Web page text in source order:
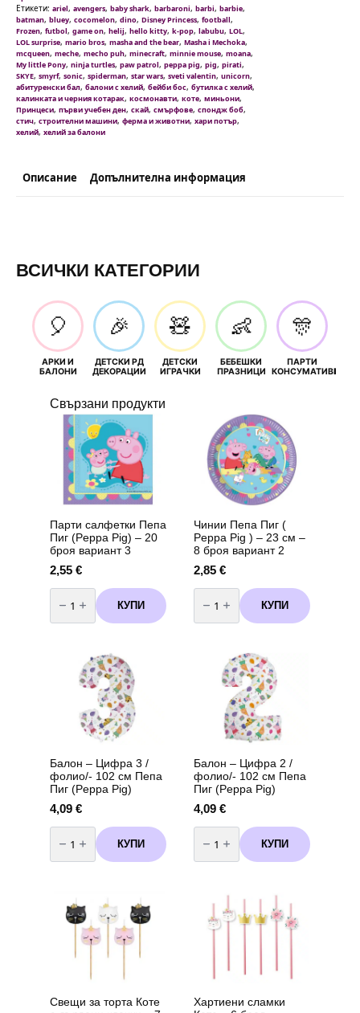
50
балона
Етикети: ariel, avengers, baby shark, barbaroni, barbi, barbie,
batman, bluey, cocomelon, dino, Disney Princess, football,
Frozen, futbol, game on, helij, hello kitty, k-pop, labubu, LOL,
LOL surprise, mario bros, masha and the bear, Masha i Mechoka,
mcqueen, meche, mecho puh, minecraft, minnie mouse, moana,
My little Pony, ninja turtles, paw patrol, peppa pig, pig, pirati,
SKYE, smyrf, sonic, spiderman, star wars, sveti valentin, unicorn,
абитуренски бал, балони с хелий, бейби бос, бутилка с хелий,
калинката и черния котарак, космонавти, коте, миньони,
Принцеси, първи учебен ден, скай, смърфове, спондж боб,
стич, строителни машини, ферма и животни, хари потър,
хелий, хелий за балони
Описание Допълнителна информация
ВСИЧКИ КАТЕГОРИИ
🎈
АРКИ И
БАЛОНИ
🎉
ДЕТСКИ РД
ДЕКОРАЦИИ
🧸
ДЕТСКИ
ИГРАЧКИ
👶
БЕБЕШКИ
ПРАЗНИЦИ
🎊
ПАРТИ
КОНСУМАТИВИ
Свързани продукти
Парти салфетки Пепа
Пиг (Peppa Pig) – 20
броя вариант 3
2,55 €
количество
за
Парти
салфетки
вариант
КУПИ
Чинии Пепа Пиг (
Peppa Pig ) – 23 см –
8 броя вариант 2
2,85 €
количество
за
Чинии
Пепа
2
КУПИ
Балон – Цифра 3 /
фолио/- 102 см Пепа
Пиг (Peppa Pig)
4,09 €
количество
за
Балон
-
фолио/-
102
(Peppa
КУПИ
Балон – Цифра 2 /
фолио/- 102 см Пепа
Пиг (Peppa Pig)
4,09 €
количество
за
Балон
-
фолио/-
Пепа
КУПИ
Свещи за торта Коте
Хартиени сламки